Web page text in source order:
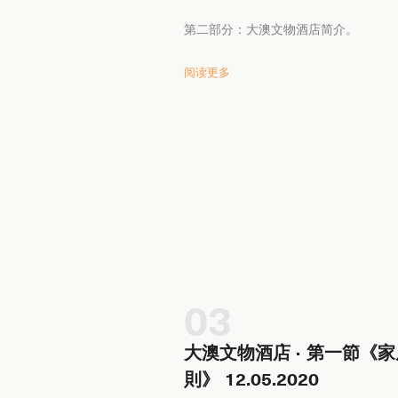
第二部分：大澳文物酒店简介。
阅读更多
大澳文物酒店 · 第一節《家
則》 12.05.2020